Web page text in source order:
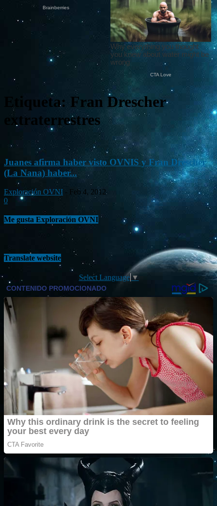
Etiqueta: Fran Drescher
extraterrestres
Juanes afirma haber visto OVNIS y Fran Drescher
(La Nana) haber...
Exploración OVNI - Feb 4, 2012
0
Me gusta Exploración OVNI
Translate website
Select Language ▼